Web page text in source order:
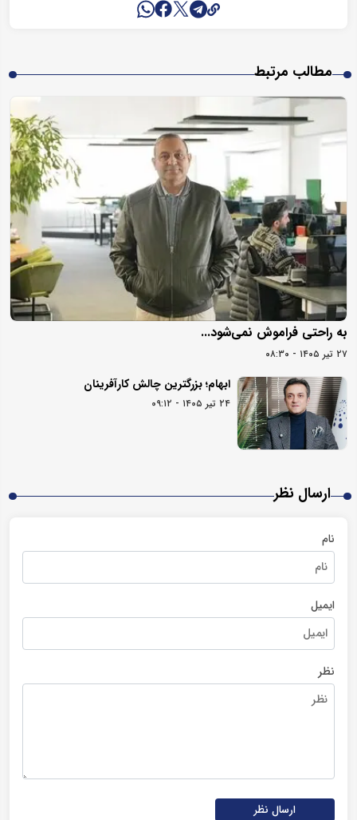
مطالب مرتبط
به راحتی فراموش نمی‌شود...
۲۷ تیر ۱۴۰۵ - ۰۸:۳۰
ابهام؛ بزرگترین چالش کارآفرینان
۲۴ تیر ۱۴۰۵ - ۰۹:۱۲
ارسال نظر
نام
ایمیل
نظر
ارسال نظر